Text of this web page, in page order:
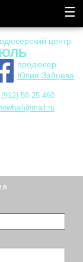
☰
центр
продюсер
Юлия Зайцева
58 25 460